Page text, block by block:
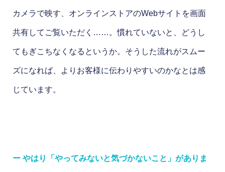
カメラで映す、オンラインストアのWebサイトを画面
共有してご覧いただく……。慣れていないと、どうし
てもぎこちなくなるというか。そうした流れがスムー
ズになれば、よりお客様に伝わりやすいのかなとは感
じています。
ー やはり「やってみないと気づかないこと」がありま